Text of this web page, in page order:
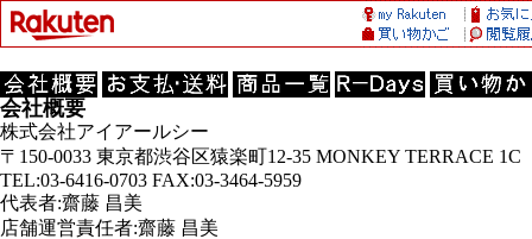
会社概要
株式会社アイアールシー
〒150-0033 東京都渋谷区猿楽町12-35 MONKEY TERRACE 1C
TEL:03-6416-0703 FAX:03-3464-5959
代表者:齋藤 昌美
店舗運営責任者:齋藤 昌美